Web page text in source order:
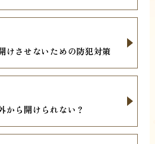
けさせないための防犯対策
から開けられない？